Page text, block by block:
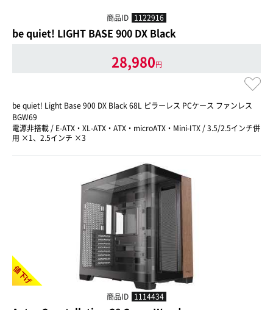
商品ID 1122916
be quiet! LIGHT BASE 900 DX Black
28,980円
be quiet! Light Base 900 DX Black 68L ピラーレス PCケース ファンレス
BGW69
電源非搭載 / E-ATX・XL-ATX・ATX・microATX・Mini-ITX / 3.5/2.5インチ併
用 ×1、2.5インチ ×3
値下げ
商品ID 1114434